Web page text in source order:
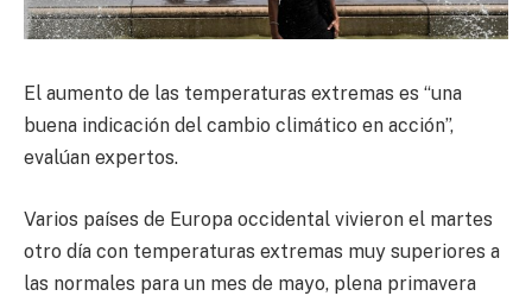
El aumento de las temperaturas extremas es “una
buena indicación del cambio climático en acción”,
evalúan expertos.
Varios países de Europa occidental vivieron el martes
otro día con temperaturas extremas muy superiores a
las normales para un mes de mayo, plena primavera